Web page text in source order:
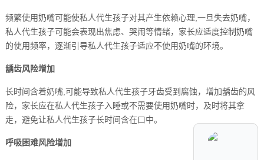
频繁使用奶嘴可能使私人代生孩子对其产生依赖心理,一旦失去奶嘴，
私人代生孩子可能会表现出焦虑、哭闹等情绪，家长应适度控制奶嘴
的使用频率，逐渐引导私人代生孩子适应不使用奶嘴的环境。
龋齿风险增加
长时间含着奶嘴,可能导致私人代生孩子牙齿受到腐蚀，增加龋齿的风
险，家长应在私人代生孩子入睡或不需要使用奶嘴时，及时将其拿
走，避免让私人代生孩子长时间含在口中。
呼吸困难风险增加